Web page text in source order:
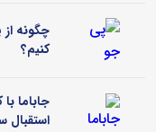
چگونه از
کنیم؟
جاباما
استقبال